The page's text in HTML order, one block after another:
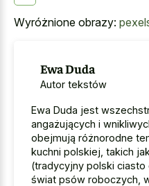
Wyróżnione obrazy:
Ewa Duda
Autor tekstów
Ewa Duda jest
angażujących i
obejmują różnorodne
kuchni polskiej, takich
(tradycyjny polski
świat psów roboczych,